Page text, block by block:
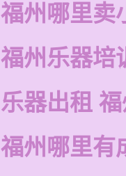
福州哪里卖
福州乐器培
乐器出租
福州哪里有